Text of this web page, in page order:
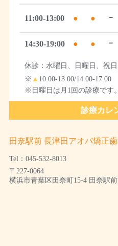
11:00-13:00 ● ● ｰ
14:30-19:00 ● ● ｰ
休診：水曜日、日曜日、祝日
※ ▲ 10:00-13:00/14:00-17:00
※日曜日は月1回の診療です
診療カレ
田奈駅前 長津田アオバ矯正
Tel：045-532-8013
〒227-0064
横浜市青葉区田奈町15-4 田奈駅